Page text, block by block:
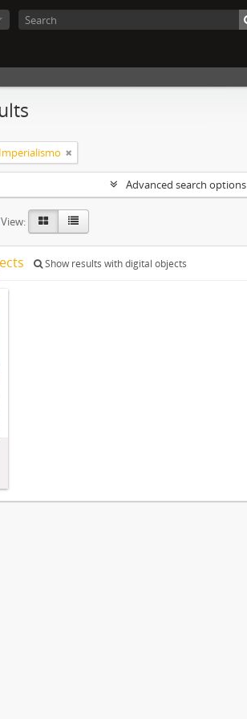
Imperialismo
Advanced search options
View:
Show results with digital objects